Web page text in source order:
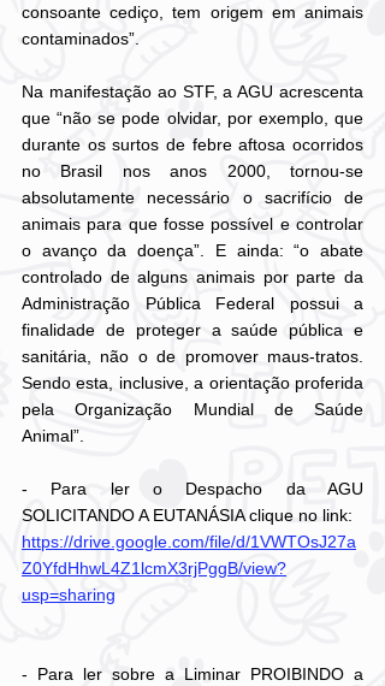
consoante cediço, tem origem em animais
contaminados”.
Na manifestação ao STF, a AGU acrescenta
que “não se pode olvidar, por exemplo, que
durante os surtos de febre aftosa ocorridos
no Brasil nos anos 2000, tornou-se
absolutamente necessário o sacrifício de
animais para que fosse possível e controlar
o avanço da doença”. E ainda: “o abate
controlado de alguns animais por parte da
Administração Pública Federal possui a
finalidade de proteger a saúde pública e
sanitária, não o de promover maus-tratos.
Sendo esta, inclusive, a orientação proferida
pela Organização Mundial de Saúde
Animal”.
- Para ler o Despacho da AGU
SOLICITANDO A EUTANÁSIA clique no link:
https://drive.google.com/file/d/1VWTOsJ27a
Z0YfdHhwL4Z1lcmX3rjPggB/view?
usp=sharing
- Para ler sobre a Liminar PROIBINDO a